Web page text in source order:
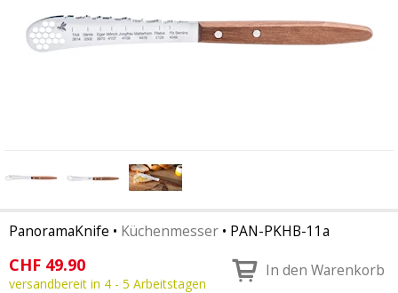
PanoramaKnife • Küchenmesser • PAN-PKHB-11a
CHF 49.90
versandbereit in 4 - 5 Arbeitstagen
In den Warenkorb